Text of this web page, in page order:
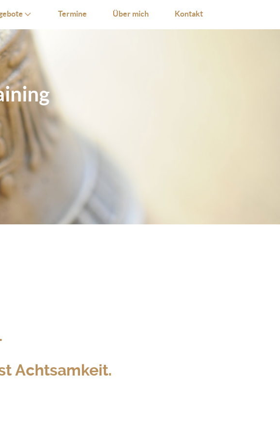
Termine Über mich Kontakt
Achtsamkeit.